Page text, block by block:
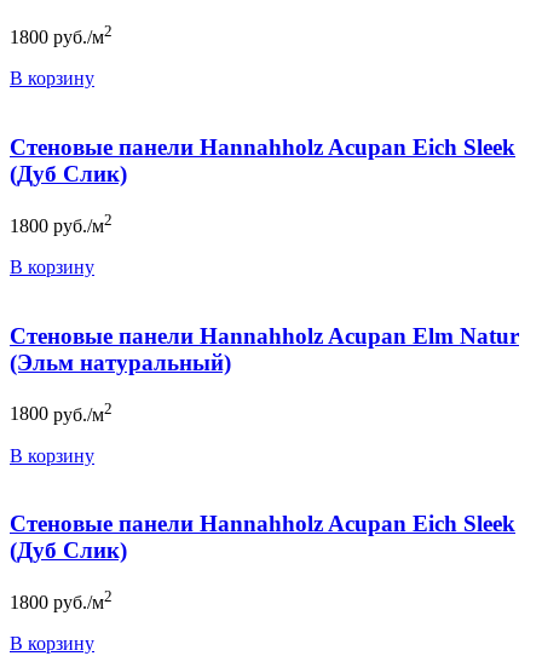
1800 руб./м2
В корзину
Стеновые панели Hannahholz Acupan Eich Sleek
(Дуб Слик)
1800 руб./м2
В корзину
Стеновые панели Hannahholz Acupan Elm Natur
(Эльм натуральный)
1800 руб./м2
В корзину
Стеновые панели Hannahholz Acupan Eich Sleek
(Дуб Слик)
1800 руб./м2
В корзину